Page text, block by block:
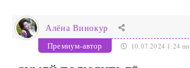
Алёна Винокур
Премиум-автор 10.07.2024 1:24 пп